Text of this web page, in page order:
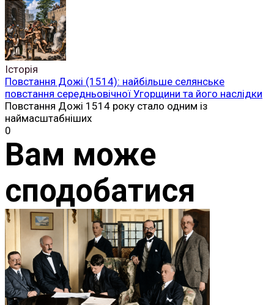
Історія
Повстання Дожі (1514): найбільше селянське
повстання середньовічної Угорщини та його наслідки
Повстання Дожі 1514 року стало одним із
наймасштабніших
0
Вам може
сподобатися